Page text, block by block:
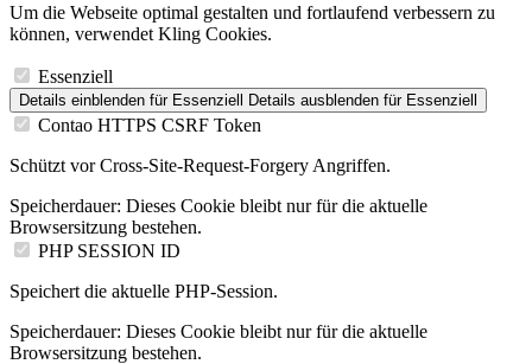
Um die Webseite optimal gestalten und fortlaufend verbessern zu
können, verwendet Kling Cookies.
Essenziell
Details einblenden für Essenziell Details ausblenden für Essenziell
Contao HTTPS CSRF Token
Schützt vor Cross-Site-Request-Forgery Angriffen.
Speicherdauer: Dieses Cookie bleibt nur für die aktuelle
Browsersitzung bestehen.
PHP SESSION ID
Speichert die aktuelle PHP-Session.
Speicherdauer: Dieses Cookie bleibt nur für die aktuelle
Browsersitzung bestehen.